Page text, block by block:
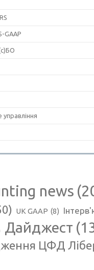
GAAP
news
UK GAAP (8)
Дайджест
ЦФД